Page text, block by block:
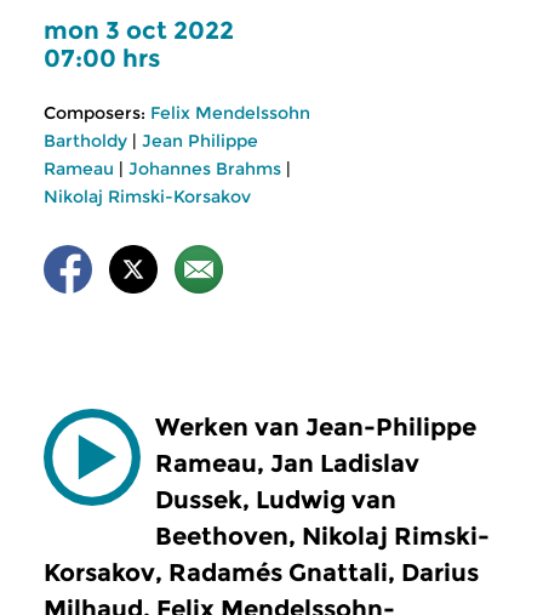
mon 3 oct 2022
07:00 hrs
Composers: Felix Mendelssohn
Bartholdy | Jean Philippe
Rameau | Johannes Brahms |
Nikolaj Rimski-Korsakov
Werken van Jean-Philippe
Rameau, Jan Ladislav
Dussek, Ludwig van
Beethoven, Nikolaj Rimski-
Korsakov, Radamés Gnattali, Darius
Milhaud, Felix Mendelssohn-